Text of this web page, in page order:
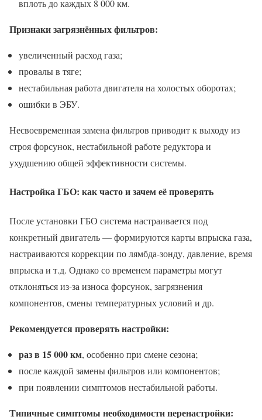
вплоть до каждых 8 000 км.
Признаки загрязнённых фильтров:
увеличенный расход газа;
провалы в тяге;
нестабильная работа двигателя на холостых оборотах;
ошибки в ЭБУ.
Несвоевременная замена фильтров приводит к выходу из
строя форсунок, нестабильной работе редуктора и
ухудшению общей эффективности системы.
Настройка ГБО: как часто и зачем её проверять
После установки ГБО система настраивается под
конкретный двигатель — формируются карты впрыска газа,
настраиваются коррекции по лямбда-зонду, давление, время
впрыска и т.д. Однако со временем параметры могут
отклоняться из-за износа форсунок, загрязнения
компонентов, смены температурных условий и др.
Рекомендуется проверять настройки:
раз в 15 000 км, особенно при смене сезона;
после каждой замены фильтров или компонентов;
при появлении симптомов нестабильной работы.
Типичные симптомы необходимости перенастройки: